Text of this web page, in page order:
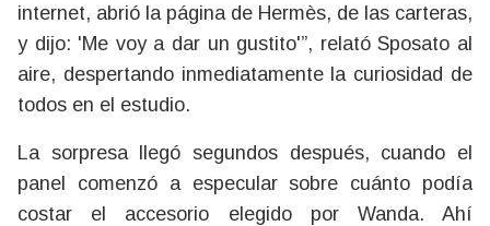
internet, abrió la página de Hermès, de las carteras,
y dijo: 'Me voy a dar un gustito'”, relató Sposato al
aire, despertando inmediatamente la curiosidad de
todos en el estudio.
La sorpresa llegó segundos después, cuando el
panel comenzó a especular sobre cuánto podía
costar el accesorio elegido por Wanda. Ahí